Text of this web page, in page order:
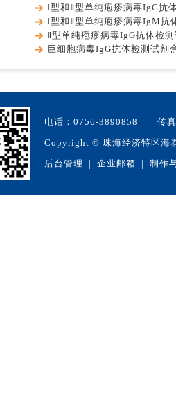
Ⅰ型和Ⅱ型单纯疱疹病毒IgG抗
Ⅰ型和Ⅱ型单纯疱疹病毒IgM抗
Ⅱ型单纯疱疹病毒IgG抗体检
巨细胞病毒IgG抗体检测试剂
电话：0756-3890858 传真
Copyright © 珠海经济特区海
后台管理 | 企业邮箱 | 制作